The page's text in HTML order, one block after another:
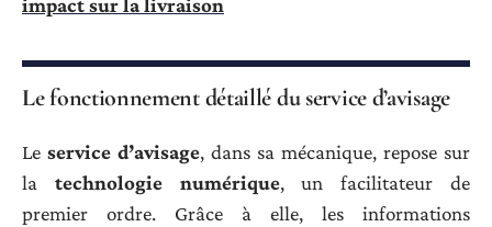
impact sur la livraison
Le fonctionnement détaillé du service d’avisage
Le service d’avisage, dans sa mécanique, repose sur
la technologie numérique, un facilitateur de
premier ordre. Grâce à elle, les informations